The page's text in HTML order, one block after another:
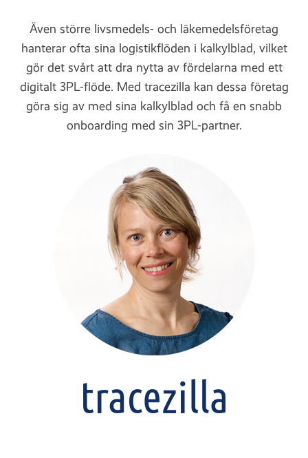
Även större livsmedels- och läkemedelsföretag
hanterar ofta sina logistikflöden i kalkylblad, vilket
gör det svårt att dra nytta av fördelarna med ett
digitalt 3PL-flöde. Med tracezilla kan dessa företag
göra sig av med sina kalkylblad och få en snabb
onboarding med sin 3PL-partner.